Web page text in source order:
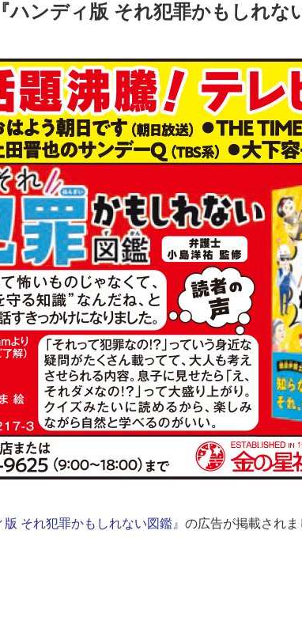
ハンディ版 それ犯罪かもしれな
版 それ犯罪かもしれない図鑑』 の広告が掲載されま